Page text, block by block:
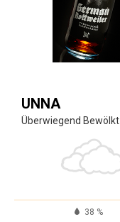
UNNA
Überwiegend Bewölkt
38 %